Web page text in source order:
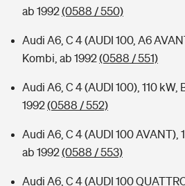
ab 1992(0588 / 550)
Audi A6, C 4 (AUDI 100, A6
Kombi, ab 1992(0588 / 551)
Audi A6, C 4 (AUDI 100), 110
1992(0588 / 552)
Audi A6, C 4 (AUDI 100 AVANT),
ab 1992(0588 / 553)
Audi A6, C 4 (AUDI 100